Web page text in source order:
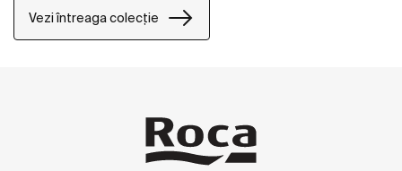
Vezi întreaga colecție